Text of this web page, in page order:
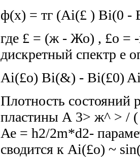
ф(х) = тг (Ai(£ ) Bi(0 -
где £ = (ж - Жо) , £о =
дискретный спектр е
Ai(£o) Bi(&) - Bi(£0)
Плотность состояний
пластины А 3> ж^ > / (
Ае = h2/2m*d2-
сводится к Ai(£o) ~